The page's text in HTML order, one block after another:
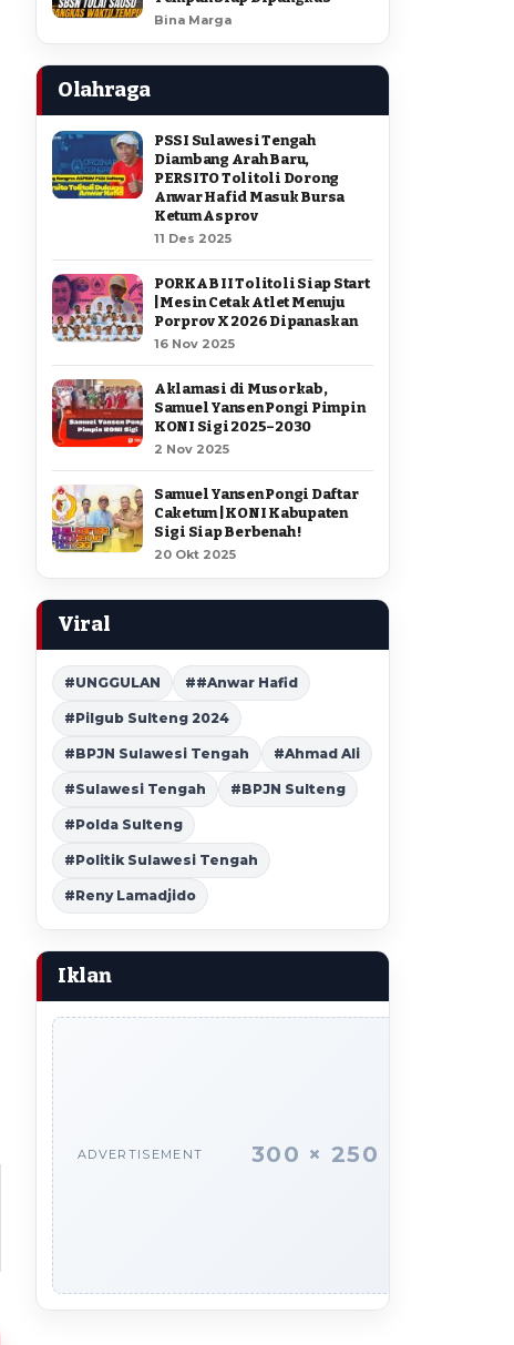
Bina Marga
Olahraga
PSSI Sulawesi Tengah
Diambang Arah Baru,
PERSITO Tolitoli Dorong
Anwar Hafid Masuk Bursa
Ketum Asprov
11 Des 2025
PORKAB II Tolitoli Siap Start
| Mesin Cetak Atlet Menuju
Porprov X 2026 Dipanaskan
16 Nov 2025
Aklamasi di Musorkab,
Samuel Yansen Pongi Pimpin
KONI Sigi 2025–2030
2 Nov 2025
Samuel Yansen Pongi Daftar
Caketum | KONI Kabupaten
Sigi Siap Berbenah !
20 Okt 2025
Viral
#UNGGULAN ##Anwar Hafid
#Pilgub Sulteng 2024
#BPJN Sulawesi Tengah #Ahmad Ali
#Sulawesi Tengah #BPJN Sulteng
#Polda Sulteng
#Politik Sulawesi Tengah
#Reny Lamadjido
Iklan
ADVERTISEMENT 300 × 250